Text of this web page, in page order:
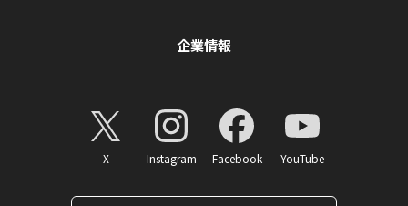
企業情報
X Instagram Facebook YouTube